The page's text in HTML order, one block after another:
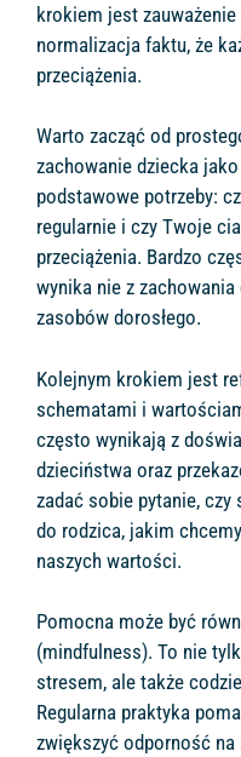
krokiem jest zauważenie
normalizacja faktu, że
przeciążenia.
Warto zacząć od
zachowanie dziecka
podstawowe potrzeby:
regularnie i czy Twoje
przeciążenia. Bardzo
wynika nie z
zasobów dorosłego.
Kolejnym krokiem jest
schematami i
często wynikają z
dzieciństwa oraz
zadać sobie pytanie, czy
do rodzica, jakim
naszych wartości.
Pomocna może być
(mindfulness). To nie
stresem, ale także
Regularna praktyka
zwiększyć odporność